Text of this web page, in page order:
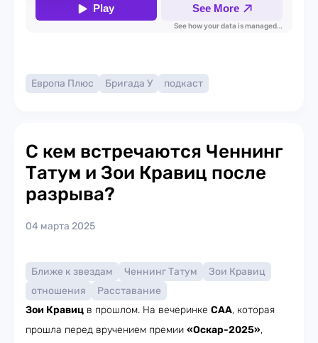
Европа Плюс Бригада У подкаст
С кем встречаются Ченнинг
Татум и Зои Кравиц после
разрыва?
04 марта 2025
Ближе к звездам Ченнинг Татум
Зои Кравиц
отношения
Расставание
Зои Кравиц в прошлом. На вечеринке CAA, которая
прошла перед вручением премии «Оскар-2025»,